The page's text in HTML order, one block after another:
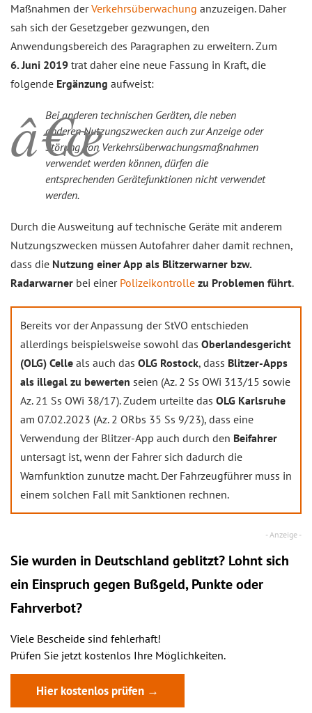
Maßnahmen derVerkehrsüberwachung anzuzeigen. Daher
sah sich der Gesetzgeber gezwungen, den
Anwendungsbereich des Paragraphen zu erweitern. Zum
6. Juni 2019 trat daher eine neue Fassung in Kraft, die
folgende Ergänzung aufweist:
Bei anderen technischen Geräten, die neben
anderen Nutzungszwecken auch zur Anzeige oder
Störung von Verkehrsüberwachungsmaßnahmen
verwendet werden können, dürfen die
entsprechenden Gerätefunktionen nicht verwendet
werden.
Durch die Ausweitung auf technische Geräte mit anderem
Nutzungszwecken müssen Autofahrer daher damit rechnen,
dass die Nutzung einer App als Blitzerwarner bzw.
Radarwarner bei einer Polizeikontrolle zu Problemen führt.
Bereits vor der Anpassung der StVO entschieden
allerdings beispielsweise sowohl das Oberlandesgericht
(OLG) Celle als auch das OLG Rostock, dass Blitzer-Apps
als illegal zu bewerten seien (Az. 2 Ss OWi 313/15 sowie
Az. 21 Ss OWi 38/17). Zudem urteilte das OLG Karlsruhe
am 07.02.2023 (Az. 2 ORbs 35 Ss 9/23), dass eine
Verwendung der Blitzer-App auch durch den Beifahrer
untersagt ist, wenn der Fahrer sich dadurch die
Warnfunktion zunutze macht. Der Fahrzeugführer muss in
einem solchen Fall mit Sanktionen rechnen.
Sie wurden in Deutschland geblitzt? Lohnt sich
ein Einspruch gegen Bußgeld, Punkte oder
Fahrverbot?
Viele Bescheide sind fehlerhaft!
Prüfen Sie jetzt kostenlos Ihre Möglichkeiten.
Hier kostenlos prüfen →